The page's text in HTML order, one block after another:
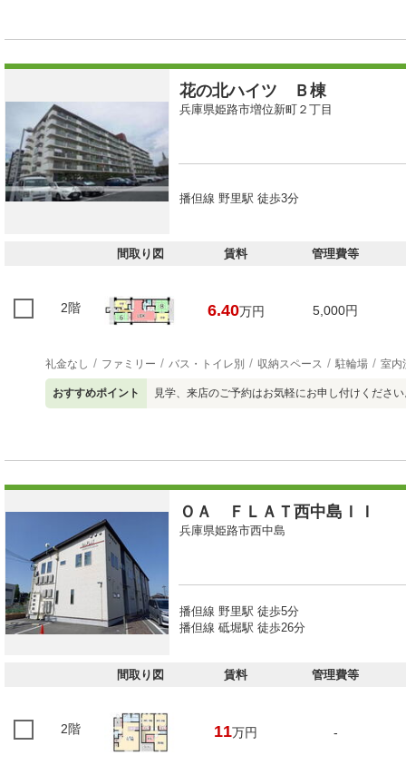
花の北ハイツ Ｂ棟
兵庫県姫路市増位新町２丁目
播但線 野里駅 徒歩3分
間取り図 賃料 管理費等
2階 6.40万円 5,000円
礼金なし ファミリー バス・トイレ別 収納スペース 駐輪場 室内
おすすめポイント 見学、来店のご予約はお気軽にお申し付けくださ
ＯＡ ＦＬＡＴ西中島ＩＩ
兵庫県姫路市西中島
播但線 野里駅 徒歩5分
播但線 砥堀駅 徒歩26分
間取り図 賃料 管理費等
2階 11万円 -